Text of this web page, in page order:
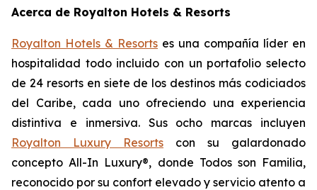
Acerca de Royalton Hotels & Resorts
Royalton Hotels & Resorts es una compañía líder en
hospitalidad todo incluido con un portafolio selecto
de 24 resorts en siete de los destinos más codiciados
del Caribe, cada uno ofreciendo una experiencia
distintiva e inmersiva. Sus ocho marcas incluyen
Royalton Luxury Resorts con su galardonado
concepto All-In Luxury®, donde Todos son Familia,
reconocido por su confort elevado y servicio atento a